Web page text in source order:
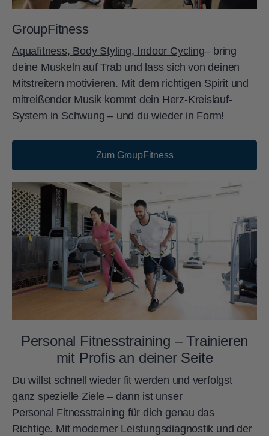
GroupFitness
Aquafitness, Body Styling, Indoor Cycling– bring
deine Muskeln auf Trab und lass sich von deinen
Mitstreitern motivieren. Mit dem richtigen Spirit und
mitreißender Musik kommt dein Herz-Kreislauf-
System in Schwung – und du wieder in Form!
Zum GroupFitness
Personal Fitnesstraining – Trainieren
mit Profis an deiner Seite
Du willst schnell wieder fit werden und verfolgst
ganz spezielle Ziele – dann ist unser
Personal Fitnesstraining für dich genau das
Richtige. Mit moderner Leistungsdiagnostik und der